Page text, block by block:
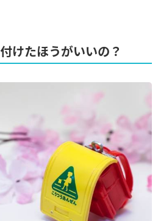
けたほうがいいの？